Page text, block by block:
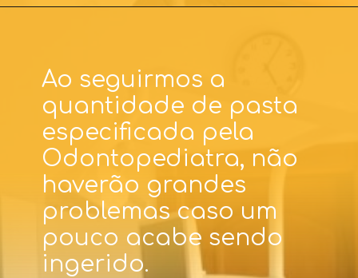
Ao seguirmos a
quantidade de pasta
especificada pela
Odontopediatra, não
haverão grandes
problemas caso um
pouco acabe sendo
ingerido.